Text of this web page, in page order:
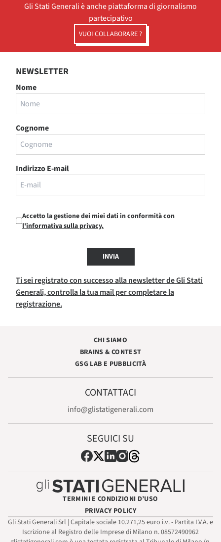
Gli Stati Generali è anche piattaforma di giornalismo
partecipativo
VUOI COLLABORARE ?
NEWSLETTER
Nome
Cognome
Indirizzo E-mail
Accetto la gestione dei miei dati in conformità con
l'informativa sulla privacy.
INVIA
Ti sei registrato con successo alla newsletter de Gli Stati
Generali, controlla la tua mail per completare la
registrazione.
CHI SIAMO
BRAINS & CONTEST
GSG LAB E PUBBLICITÀ
CONTATTACI
info@glistatigenerali.com
SEGUICI SU
TERMINI E CONDIZIONI D’USO
PRIVACY POLICY
Gli Stati Generali Srl | Capitale sociale 10.271,25 euro i.v. - Partita I.V.A. e
Iscrizione al Registro delle Imprese di Milano n. 08572490962